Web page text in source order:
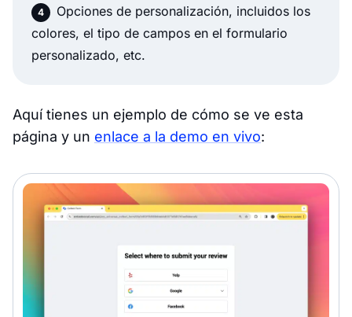
Opciones de personalización, incluidos los
colores, el tipo de campos en el formulario
personalizado, etc.
Aquí tienes un ejemplo de cómo se ve esta
página y un enlace a la demo en vivo: